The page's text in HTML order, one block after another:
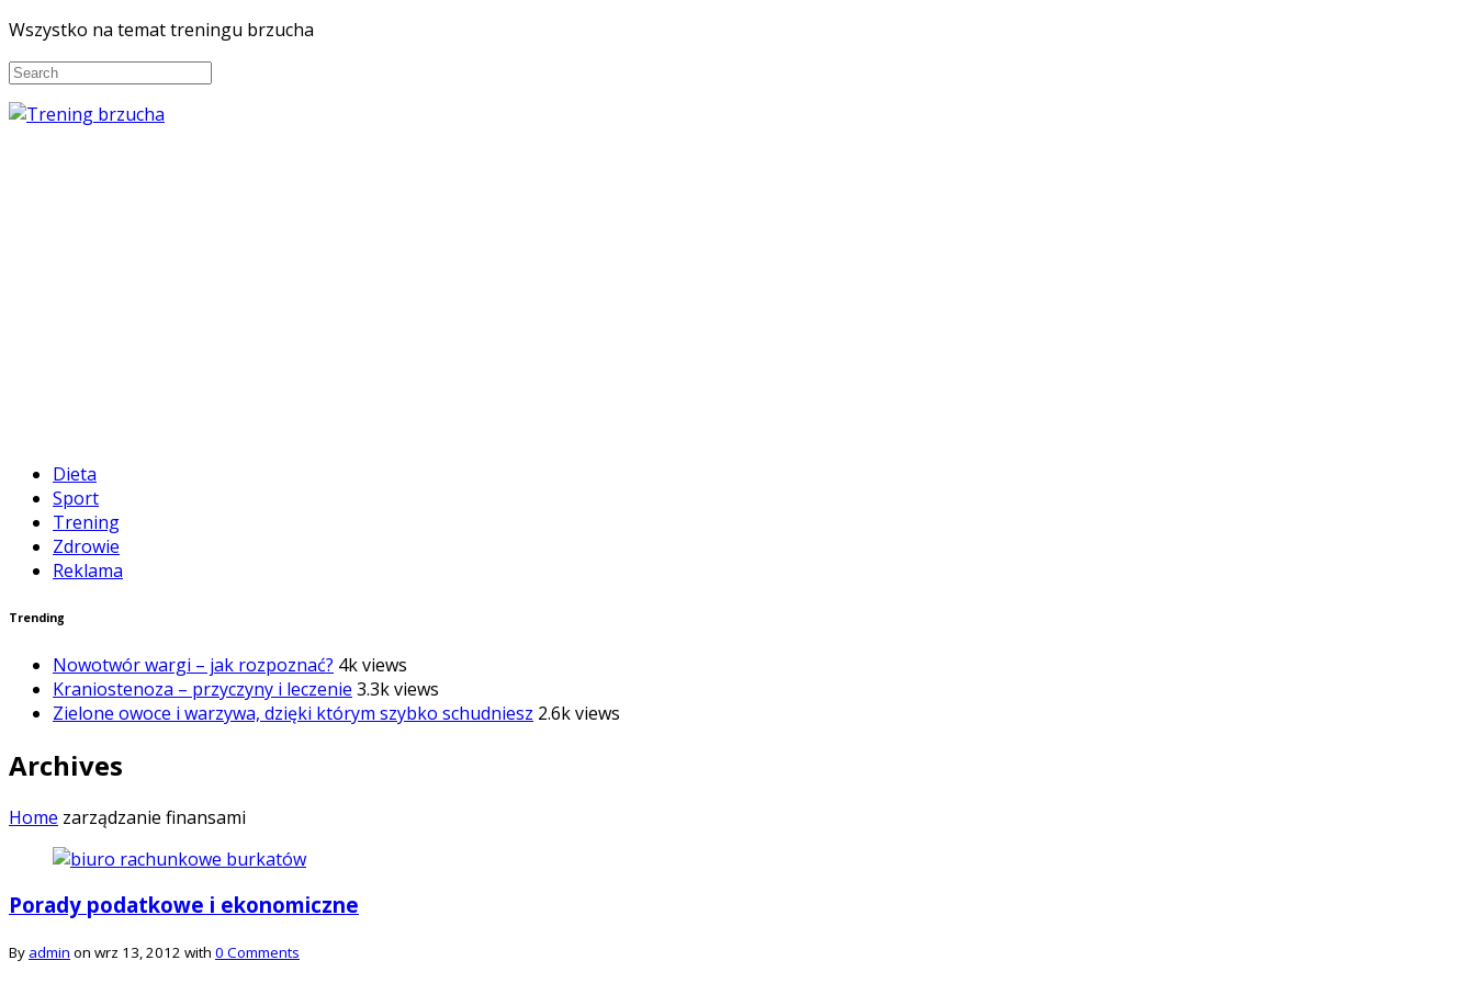
Wszystko na temat treningu brzucha
Dieta
Sport
Trening
Zdrowie
Reklama
Trending
Nowotwór wargi – jak rozpoznać? 4k views
Kraniostenoza – przyczyny i leczenie 3.3k views
Zielone owoce i warzywa, dzięki którym szybko schudniesz 2.6k views
Archives
Home zarządzanie finansami
Porady podatkowe i ekonomiczne
By admin on wrz 13, 2012 with 0 Comments